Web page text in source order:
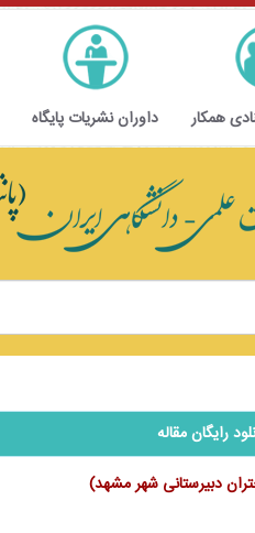
همکار داوران نشریات پایگاه
رایگان مقاله
دبیرستانی شهر مشهد)